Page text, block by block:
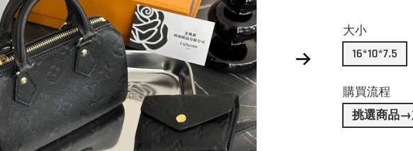
大小
16*10*7.5
購買流程
挑選商品→